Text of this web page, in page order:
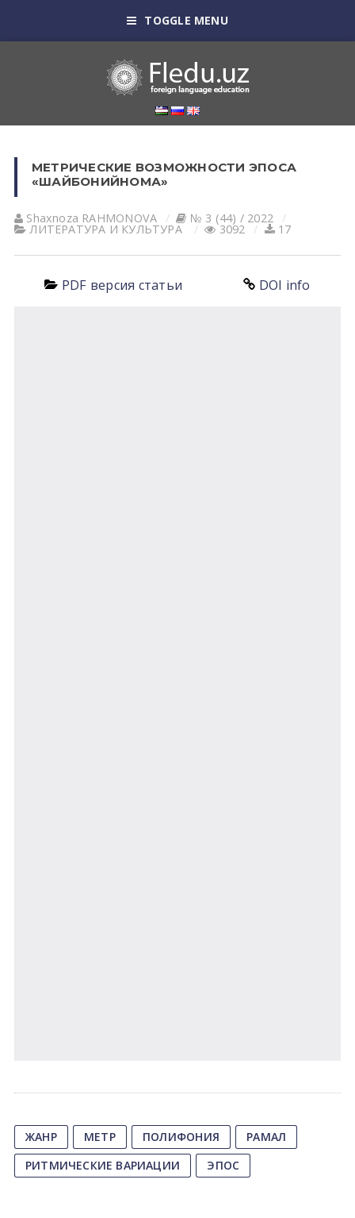
TOGGLE MENU
МЕТРИЧЕСКИЕ ВОЗМОЖНОСТИ ЭПОСА
«ШАЙБОНИЙНОМА»
Shaxnoza RАHMONOVА № 3 (44) / 2022
ЛИТЕРАТУРА И КУЛЬТУРА 3092 17
PDF версия статьи DOI info
ЖАНР МЕТР ПОЛИФОНИЯ
РАМАЛ
РИТМИЧЕСКИЕ ВАРИАЦИИ
ЭПОС